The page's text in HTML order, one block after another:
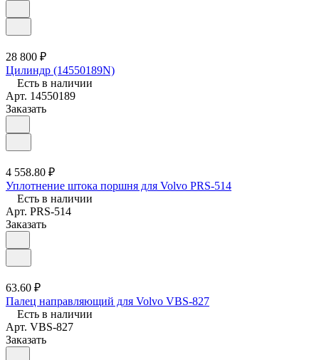
28 800 ₽
Цилиндр (14550189N)
Есть в наличии
Арт. 14550189
Заказать
4 558.80 ₽
Уплотнение штока поршня для Volvo PRS-514
Есть в наличии
Арт. PRS-514
Заказать
63.60 ₽
Палец направляющий для Volvo VBS-827
Есть в наличии
Арт. VBS-827
Заказать